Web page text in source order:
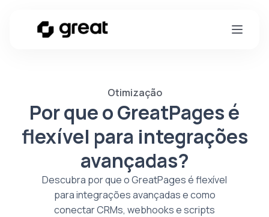
Otimização
Por que o GreatPages é
flexível para integrações
avançadas?
Descubra por que o GreatPages é flexível
para integrações avançadas e como
conectar CRMs, webhooks e scripts